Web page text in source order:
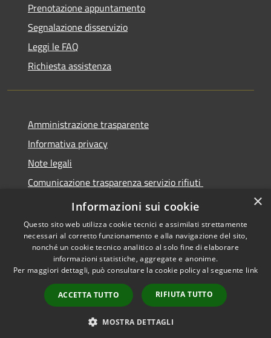
Prenotazione appuntamento
Segnalazione disservizio
Leggi le FAQ
Richiesta assistenza
Amministrazione trasparente
Informativa privacy
Note legali
Comunicazione trasparenza servizio rifiuti
Dichiarazione di accessibilità
Accessibilità
Copyright © 2026 • Città di
Seregno • Powered by
Municipium•
Accesso
redazione
×
Informazioni sui cookie
Questo sito web utilizza cookie tecnici e assimilati strettamente
necessari al corretto funzionamento e alla navigazione del sito,
nonché un cookie tecnico analitico al solo fine di elaborare
informazioni statistiche, aggregate e anonime.
Per maggiori dettagli, può consultare la cookie policy al seguente link
ACCETTA TUTTO RIFIUTA TUTTO
MOSTRA DETTAGLI